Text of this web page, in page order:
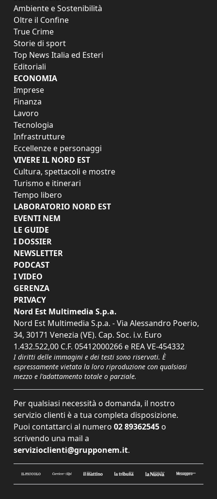
Ambiente e Sostenibilità
Oltre il Confine
True Crime
Storie di sport
Top News Italia ed Esteri
Editoriali
ECONOMIA
Imprese
Finanza
Lavoro
Tecnologia
Infrastrutture
Eccellenze e personaggi
VIVERE IL NORD EST
Cultura, spettacoli e mostre
Turismo e itinerari
Tempo libero
LABORATORIO NORD EST
EVENTI NEM
LE GUIDE
I DOSSIER
NEWSLETTER
PODCAST
I VIDEO
GERENZA
PRIVACY
Nord Est Multimedia S.p.a.
Nord Est Multimedia S.p.a. - Via Alessandro Poerio,
34, 30171 Venezia (VE). Cap. Soc. i.v. Euro
1.432.522,00 C.F. 05412000266 e REA VE-454332
I diritti delle immagini e dei testi sono riservati. È
espressamente vietata la loro riproduzione con qualsiasi
mezzo e l'adattamento totale o parziale.
Per qualsiasi necessità o domanda, il nostro
servizio clienti è a tua completa disposizione.
Puoi contattarci al numero 02 89362545 o
scrivendo una mail a
servizioclienti@grupponem.it.